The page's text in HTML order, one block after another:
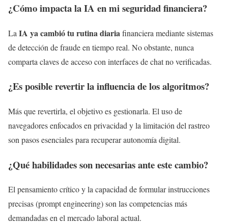
¿Cómo impacta la IA en mi seguridad financiera?
La IA ya cambió tu rutina diaria financiera mediante sistemas
de detección de fraude en tiempo real. No obstante, nunca
comparta claves de acceso con interfaces de chat no verificadas.
¿Es posible revertir la influencia de los algoritmos?
Más que revertirla, el objetivo es gestionarla. El uso de
navegadores enfocados en privacidad y la limitación del rastreo
son pasos esenciales para recuperar autonomía digital.
¿Qué habilidades son necesarias ante este cambio?
El pensamiento crítico y la capacidad de formular instrucciones
precisas (prompt engineering) son las competencias más
demandadas en el mercado laboral actual.